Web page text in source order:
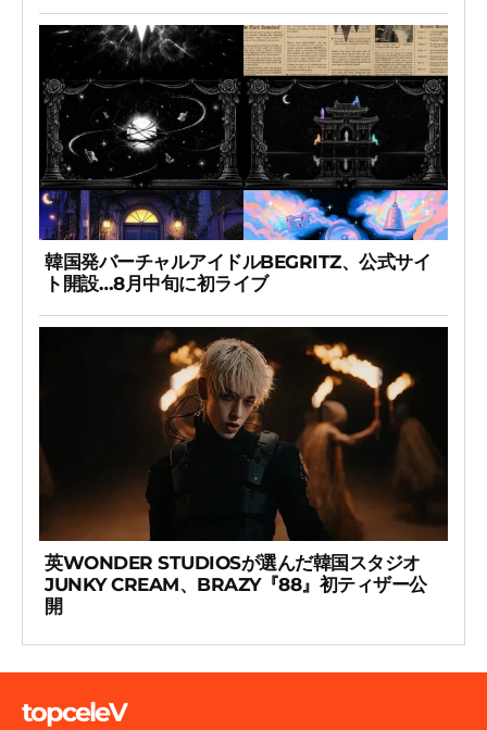
韓国発バーチャルアイドルBEGRITZ、公式サイ
ト開設…8月中旬に初ライブ
英WONDER STUDIOSが選んだ韓国スタジオ
JUNKY CREAM、BRAZY『88』初ティザー公
開
topceleV